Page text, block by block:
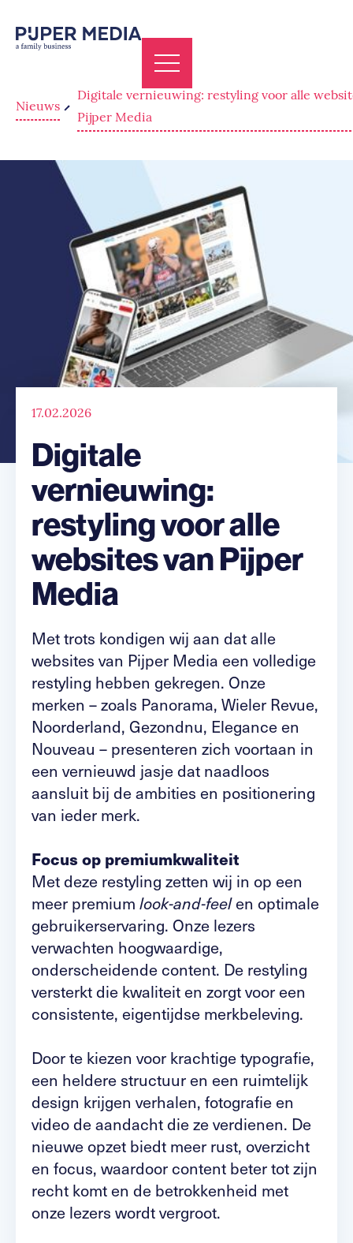
Nieuws
Digitale vernieuwing: restyling voor alle
Pijper Media
17.02.2026
Digitale
vernieuwing:
restyling voor alle
websites van Pijper
Media
Met trots kondigen wij aan dat alle
websites van Pijper Media een volledige
restyling hebben gekregen. Onze
merken – zoals Panorama, Wieler Revue,
Noorderland, Gezondnu, Elegance en
Nouveau – presenteren zich voortaan in
een vernieuwd jasje dat naadloos
aansluit bij de ambities en positionering
van ieder merk.
Focus op premiumkwaliteit
Met deze restyling zetten wij in op een
meer premium look-and-feelen optimale
gebruikerservaring. Onze lezers
verwachten hoogwaardige,
onderscheidende content. De restyling
versterkt die kwaliteit en zorgt voor een
consistente, eigentijdse merkbeleving.
Door te kiezen voor krachtige typografie,
een heldere structuur en een ruimtelijk
design krijgen verhalen, fotografie en
video de aandacht die ze verdienen. De
nieuwe opzet biedt meer rust, overzicht
en focus, waardoor content beter tot zijn
recht komt en de betrokkenheid met
onze lezers wordt vergroot.